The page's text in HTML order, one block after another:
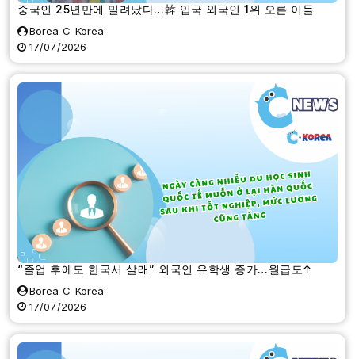
중국인 25년만에 밀려났다…韓 입국 외국인 1위 오른 이들
Borea C-Korea
17/07/2026
“졸업 후에도 한국서 살래” 외국인 유학생 증가…월급도↑
Borea C-Korea
17/07/2026